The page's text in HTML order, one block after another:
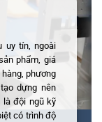
uy tín, ngoài
phẩm, giá
phương
dựng nên
là đội ngũ kỹ
có trình độ